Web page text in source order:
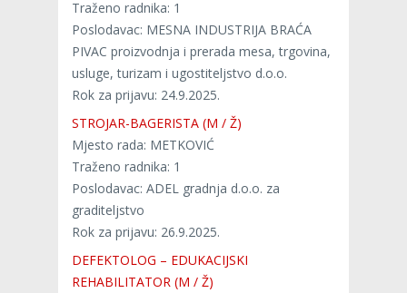
Traženo radnika: 1
Poslodavac: MESNA INDUSTRIJA BRAĆA
PIVAC proizvodnja i prerada mesa, trgovina,
usluge, turizam i ugostiteljstvo d.o.o.
Rok za prijavu: 24.9.2025.
STROJAR-BAGERISTA (M / Ž)
Mjesto rada: METKOVIĆ
Traženo radnika: 1
Poslodavac: ADEL gradnja d.o.o. za
graditeljstvo
Rok za prijavu: 26.9.2025.
DEFEKTOLOG – EDUKACIJSKI
REHABILITATOR (M / Ž)